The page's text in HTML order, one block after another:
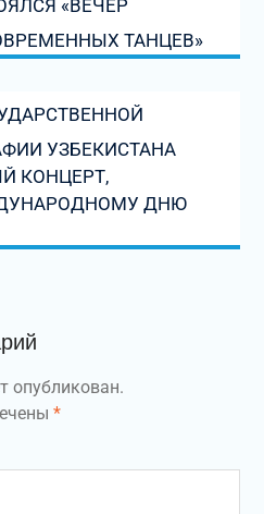
«ВЕЧЕР
ТАНЦЕВ»
УЗБЕКИСТАНА
КОНЦЕРТ,
ДНЮ
опубликован.
*